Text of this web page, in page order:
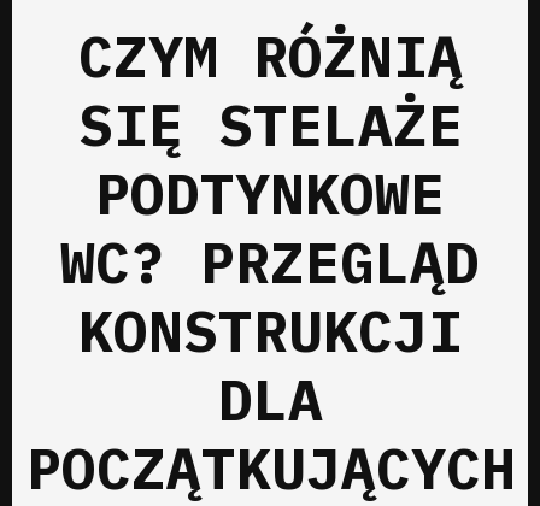
CZYM RÓŻNIĄ
SIĘ STELAŻE
PODTYNKOWE
WC? PRZEGLĄD
KONSTRUKCJI
DLA
POCZĄTKUJĄCYCH